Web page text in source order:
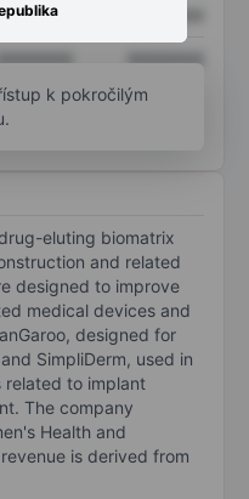
XXXXXXX
k pokročilým
eluting biomatrix
and related
designed to improve
medical devices and
designed for
SimpliDerm, used in
related to implant
The company
Health and
is derived from